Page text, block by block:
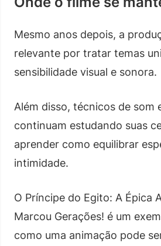
Mesmo anos depois, a
relevante por tratar temas
sensibilidade visual e sonora.
Além disso, técnicos de som
continuam estudando suas
aprender como equilibrar
intimidade.
O Príncipe do Egito: A Épica
Marcou Gerações! é um
como uma animação pode